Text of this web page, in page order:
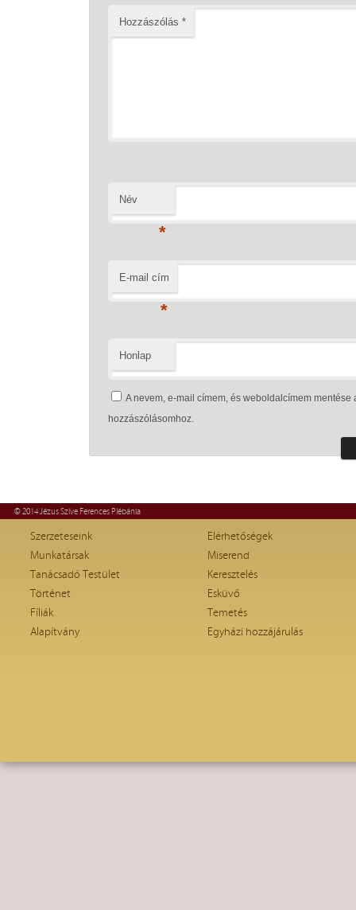
Hozzászólás *
Név
*
E-mail cím
*
Honlap
A nevem, e-mail címem, és weboldalcímem
hozzászólásomhoz.
© 2014 Jézus Szíve Ferences Plébánia
Szerzeteseink
Munkatársak
Tanácsadó Testület
Történet
Fíliák
Alapítvány
Elérhetőségek
Miserend
Keresztelés
Esküvő
Temetés
Egyházi hozzájárulás